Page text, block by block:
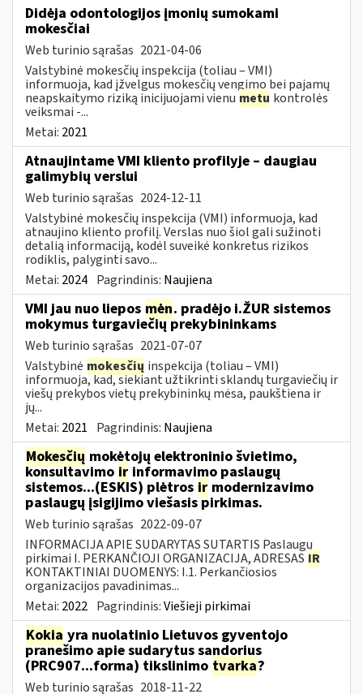
Didėja odontologijos įmonių sumokami
mokesčiai
Web turinio sąrašas 2021-04-06
Valstybinė mokesčių inspekcija (toliau – VMI)
informuoja, kad įžvelgus mokesčių vengimo bei pajamų
neapskaitymo riziką inicijuojami vienu metu kontrolės
veiksmai -...
Metai: 2021
Atnaujintame VMI kliento profilyje – daugiau
galimybių verslui
Web turinio sąrašas 2024-12-11
Valstybinė mokesčių inspekcija (VMI) informuoja, kad
atnaujino kliento profilį. Verslas nuo šiol gali sužinoti
detalią informaciją, kodėl suveikė konkretus rizikos
rodiklis, palyginti savo...
Metai: 2024 Pagrindinis: Naujiena
VMI jau nuo liepos mėn. pradėjo i.ŽUR sistemos
mokymus turgaviečių prekybininkams
Web turinio sąrašas 2021-07-07
Valstybinė mokesčių inspekcija (toliau – VMI)
informuoja, kad, siekiant užtikrinti sklandų turgaviečių ir
viešų prekybos vietų prekybininkų mėsa, paukštiena ir
jų...
Metai: 2021 Pagrindinis: Naujiena
Mokesčių mokėtojų elektroninio švietimo,
konsultavimo ir informavimo paslaugų
sistemos...(ESKIS) plėtros ir modernizavimo
paslaugų įsigijimo viešasis pirkimas.
Web turinio sąrašas 2022-09-07
INFORMACIJA APIE SUDARYTAS SUTARTIS Paslaugų
pirkimai I. PERKANČIOJI ORGANIZACIJA, ADRESAS IR
KONTAKTINIAI DUOMENYS: I.1. Perkančiosios
organizacijos pavadinimas...
Metai: 2022 Pagrindinis:Viešieji pirkimai
Kokia yra nuolatinio Lietuvos gyventojo
pranešimo apie sudarytus sandorius
(PRC907...forma) tikslinimo tvarka?
Web turinio sąrašas 2018-11-22